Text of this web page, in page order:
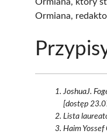
Ormiana,
JoshuaJ.
[dostęp
Lista
Haim